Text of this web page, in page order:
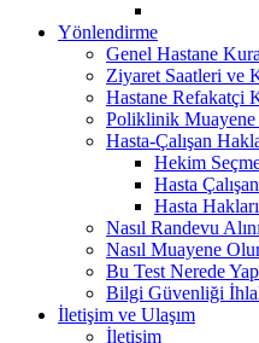
Yönlendirme
Genel Hastane
Ziyaret Saatleri ve
Hastane Refakatçi
Poliklinik Muayene
Hasta-Çalışan
Hekim
Hasta
Hasta
Nasıl Randevu
Nasıl Muayene
Bu Test Nerede
Bilgi Güvenliği
İletişim ve Ulaşım
İletişim